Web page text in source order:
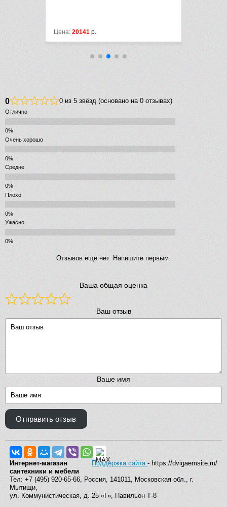
Цена: 20141 р.
0 0 из 5 звёзд (основано на 0 отзывах)
Отлично
Очень хорошо
Средне
Плохо
Ужасно
Отзывов ещё нет. Напишите первым.
Ваша общая оценка
Ваш отзыв
Ваше имя
Отправить отзыв
Поддержка сайта- https://dvigaemsite.ru/
Интернет-магазин
сантехники и мебели
Тел: +7 (495) 920-65-66, Россия, 141011, Московская обл., г.
Мытищи,
ул. Коммунистическая, д. 25 «Г», Павильон Т-8